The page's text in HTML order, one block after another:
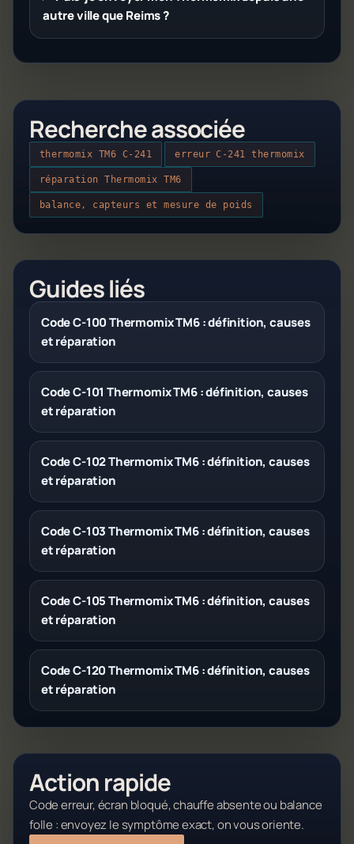
autre ville que Reims ?
Recherche associée
thermomix TM6 C-241 erreur C-241 thermomix
réparation Thermomix TM6
balance, capteurs et mesure de poids
Guides liés
Code C-100 Thermomix TM6 : définition, causes
et réparation
Code C-101 Thermomix TM6 : définition, causes
et réparation
Code C-102 Thermomix TM6 : définition, causes
et réparation
Code C-103 Thermomix TM6 : définition, causes
et réparation
Code C-105 Thermomix TM6 : définition, causes
et réparation
Code C-120 Thermomix TM6 : définition, causes
et réparation
Action rapide
Code erreur, écran bloqué, chauffe absente ou balance
folle : envoyez le symptôme exact, on vous oriente.